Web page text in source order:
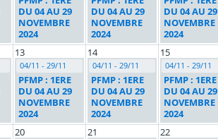
DU 04 AU 29
NOVEMBRE
2024
DU 04 AU 29
NOVEMBRE
2024
DU 04 AU 29
NOVEMBRE
2024
13
04/11 - 29/11
PFMP : 1ERE
DU 04 AU 29
NOVEMBRE
2024
14
04/11 - 29/11
PFMP : 1ERE
DU 04 AU 29
NOVEMBRE
2024
15
04/11 - 29/11
PFMP : 1ERE
DU 04 AU 29
NOVEMBRE
2024
20 21 22